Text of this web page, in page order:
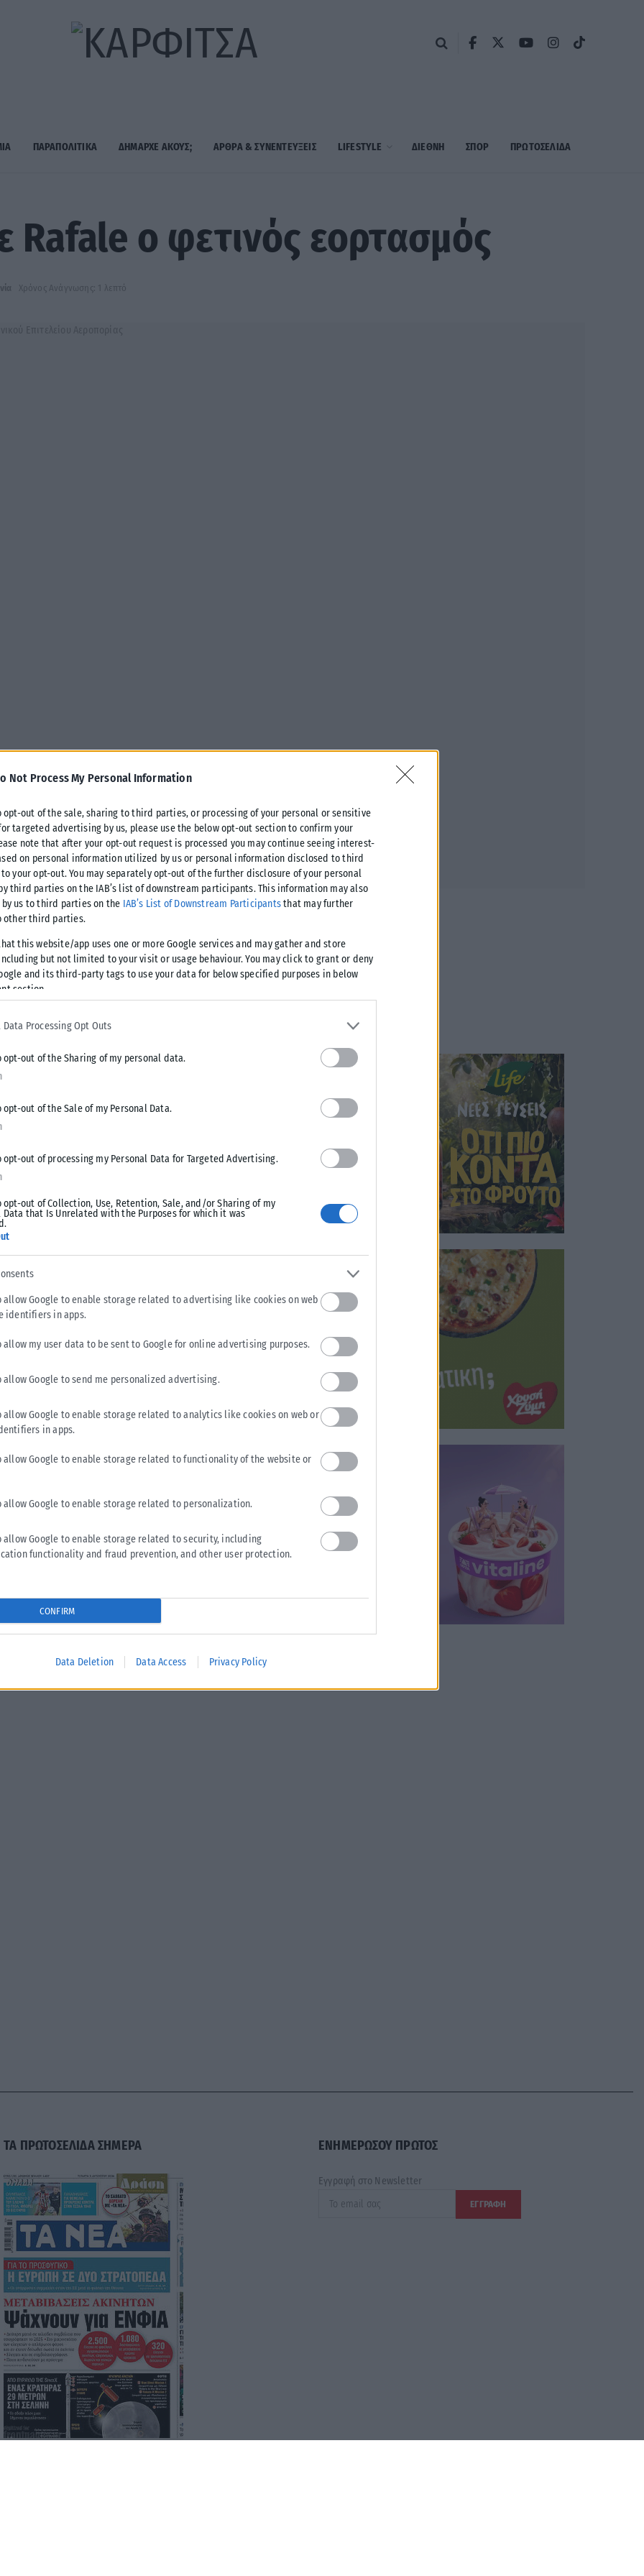
Not Process My Personal Information
opt-out of the sale, sharing to third parties, or processing of your personal or sensitive
targeted advertising by us, please use the below opt-out section to confirm your
note that after your opt-out request is processed you may continue seeing interest-
on personal information utilized by us or personal information disclosed to third
your opt-out. You may separately opt-out of the further disclosure of your personal
third parties on the IAB’s list of downstream participants. This information may also
by us to third parties on the IAB’s List of Downstream Participantsthat may further
other third parties.
this website/app uses one or more Google services and may gather and store
but not limited to your visit or usage behaviour. You may click to grant or deny
and its third-party tags to use your data for below specified purposes in below
section.
Data Processing Opt Outs
opt-out of the Sharing of my personal data.
opt-out of the Sale of my Personal Data.
opt-out of processing my Personal Data for Targeted Advertising.
opt-out of Collection, Use, Retention, Sale, and/or Sharing of my
Data that Is Unrelated with the Purposes for which it was
allow Google to enable storage related to advertising like cookies on web
identifiers in apps.
allow my user data to be sent to Google for online advertising purposes.
allow Google to send me personalized advertising.
allow Google to enable storage related to analytics like cookies on web or
in apps.
allow Google to enable storage related to functionality of the website or
allow Google to enable storage related to personalization.
allow Google to enable storage related to security, including
functionality and fraud prevention, and other user protection.
CONFIRM
Data Deletion Data Access Privacy Policy
ΠΑΡΑΠΟΛΙΤΙΚΑ ΔΗΜΑΡΧE ΑΚΟΥΣ; ΑΡΘΡΑ & ΣΥΝΕΝΤΕΥΞΕΙΣ LIFESTYLE ΔΙΕΘΝΗ ΣΠΟΡ ΠΡΩΤΟΣΈΛΙΔΑ
Rafale ο φετινός εορτασμός
Χρόνος Ανάγνωσης: 1 λεπτό
πτητικών μέσων της Πολεμικής Αεροπορίας, που θα
διελεύσεις αεροσκαφών της Πολεμικής
το ant1news.gr. Στις δοκιμαστικές διελεύσεις, στο
μαχητικά αεροσκάφη Rafale, ένα Mirage 2000, δύο F-16
ΕΛΛΆΔΑ
Υπουργείο Κλιματικής Κρίσης: Ενέργειες για την
Σε εξέλιξη βρίσκονται οι διαδικασίες κρατικής αρωγής για τις
περιοχές που επλήγησαν από τις πρόσφατες πυρκαγιές, με τις
ΤΑ ΠΡΩΤΟΣΕΛΙΔΑ ΣΗΜΕΡΑ ΕΝΗΜΕΡΩΣΟΥ ΠΡΩΤΟΣ
Εγγραφή στο Newsletter